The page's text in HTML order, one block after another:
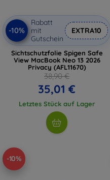
-10%
Rabatt
mit
Gutschein
EXTRA10
Sichtschutzfolie Spigen Safe
View MacBook Neo 13 2026
Privacy (AFL11670)
38,90 €
35,01 €
Letztes Stück auf Lager
-10%